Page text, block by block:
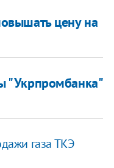
цену на
"Укрпромбанка"
газа ТКЭ